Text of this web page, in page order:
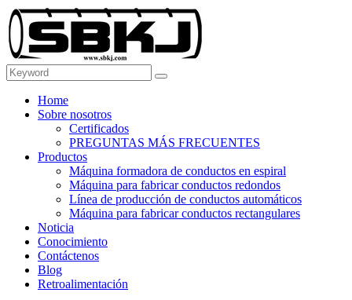
Home
Sobre nosotros
Certificados
PREGUNTAS MÁS FRECUENTES
Productos
Máquina formadora de conductos en espiral
Máquina para fabricar conductos redondos
Línea de producción de conductos automáticos
Máquina para fabricar conductos rectangulares
Noticia
Conocimiento
Contáctenos
Blog
Retroalimentación